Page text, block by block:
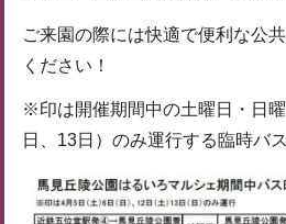
ご来園の際には快適で便利な公
ください！
※印は開催期間中の土曜日・日
日、13日）のみ運行する臨時バ